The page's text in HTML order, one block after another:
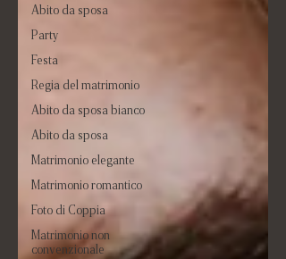
Abito da sposa
Party
Festa
Regia del matrimonio
Abito da sposa bianco
Abito da sposa
Matrimonio elegante
Matrimonio romantico
Foto di Coppia
Matrimonio non
convenzionale